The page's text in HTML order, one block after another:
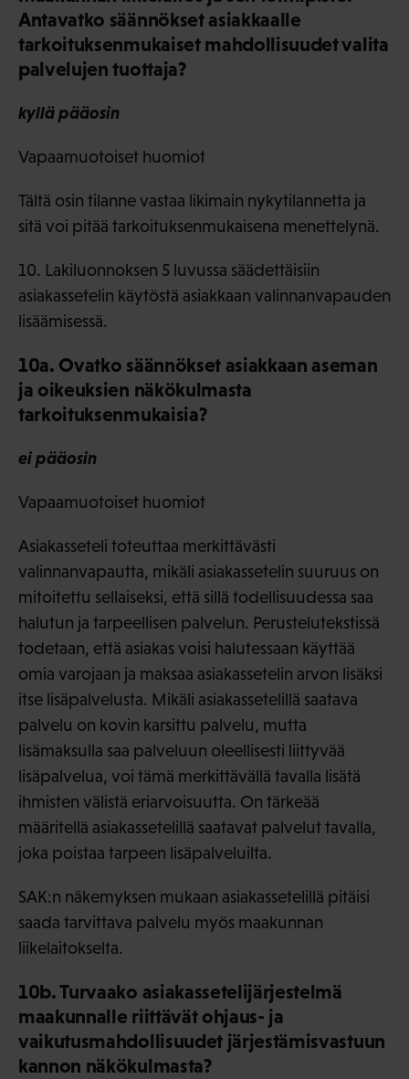
Antavatko säännökset asiakkaalle
tarkoituksenmukaiset mahdollisuudet valita
palvelujen tuottaja?
kyllä pääosin
Vapaamuotoiset huomiot
Tältä osin tilanne vastaa likimain nykytilannetta ja
sitä voi pitää tarkoituksenmukaisena menettelynä.
10. Lakiluonnoksen 5 luvussa säädettäisiin
asiakassetelin käytöstä asiakkaan valinnanvapauden
lisäämisessä.
10a. Ovatko säännökset asiakkaan aseman
ja oikeuksien näkökulmasta
tarkoituksenmukaisia?
ei pääosin
Vapaamuotoiset huomiot
Asiakasseteli toteuttaa merkittävästi
valinnanvapautta, mikäli asiakassetelin suuruus on
mitoitettu sellaiseksi, että sillä todellisuudessa saa
halutun ja tarpeellisen palvelun. Perustelutekstissä
todetaan, että asiakas voisi halutessaan käyttää
omia varojaan ja maksaa asiakassetelin arvon lisäksi
itse lisäpalvelusta. Mikäli asiakassetelillä saatava
palvelu on kovin karsittu palvelu, mutta
lisämaksulla saa palveluun oleellisesti liittyvää
lisäpalvelua, voi tämä merkittävällä tavalla lisätä
ihmisten välistä eriarvoisuutta. On tärkeää
määritellä asiakassetelillä saatavat palvelut tavalla,
joka poistaa tarpeen lisäpalveluilta.
SAK:n näkemyksen mukaan asiakassetelillä pitäisi
saada tarvittava palvelu myös maakunnan
liikelaitokselta.
10b. Turvaako asiakassetelijärjestelmä
maakunnalle riittävät ohjaus- ja
vaikutusmahdollisuudet järjestämisvastuun
kannon näkökulmasta?